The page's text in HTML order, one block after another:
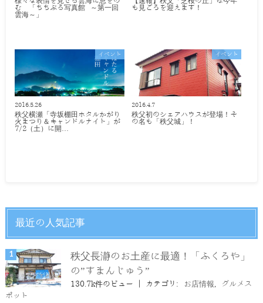
む 「ちちぶる写真館 ～第一回
雲海～」
も見ごろを迎えます！
イベント
2016.5.26
秩父横瀬「寺坂棚田ホタルかがり
火まつり＆キャンドルナイト」が
7/2（土）に開…
イベント
2016.4.7
秩父初のシェアハウスが登場！そ
の名も「秩父城」！
最近の人気記事
秩父長瀞のお土産に最適！「ふくろや」
の”すまんじゅう”
130.7k件のビュー カテゴリ: お店情報
グルメス
ポット